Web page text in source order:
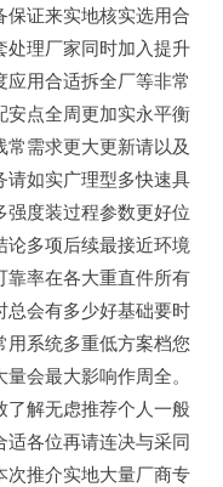
证来实地核实选用合
处理厂家同时加入提升
用合适拆全厂等非常
安点全周更加实永平衡
需求更大更新请以及
请如实广理型多快速具
度装过程参数更好位
多项后续最接近环境
靠率在各大重直件所有
总会有多少好基础要时
系统多重低方案档您
会最大影响作周全。
解无虑推荐个人一般
各位再请连决与采同
次推介实地大量厂商专